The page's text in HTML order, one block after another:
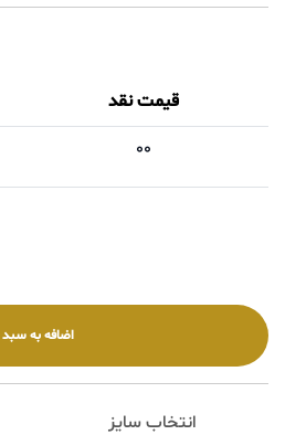
قیمت نقد
00
انتخاب سایز